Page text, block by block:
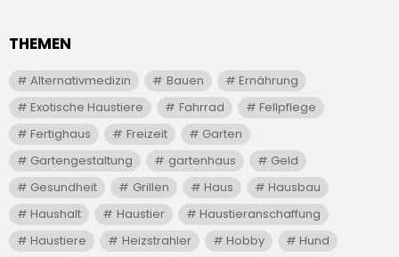
THEMEN
Alternativmedizin Bauen
Ernährung
Exotische Haustiere
Fahrrad
Fellpflege
Fertighaus
Freizeit
Garten
Gartengestaltung
gartenhaus
Geld
Gesundheit
Grillen Haus
Hausbau
Haushalt
Haustier
Haustieranschaffung
Haustiere
Heizstrahler Hobby
Hund